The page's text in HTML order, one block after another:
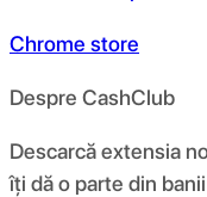
Chrome store
Despre CashClub
Descarcă extensia
îți dă o parte din